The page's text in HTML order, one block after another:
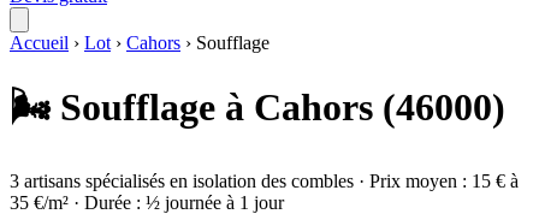
Accueil › Lot › Cahors › Soufflage
🌬️ Soufflage à Cahors (46000)
3 artisans spécialisés en isolation des combles · Prix moyen : 15 € à
35 €/m² · Durée : ½ journée à 1 jour